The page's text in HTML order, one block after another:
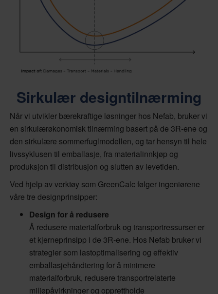
Sirkulær designtilnærming
Når vi utvikler bærekraftige løsninger hos Nefab, bruker vi
en sirkulærøkonomisk tilnærming basert på de 3R-ene og
den sirkulære sommerfuglmodellen, og tar hensyn til hele
livssyklusen til emballasje, fra materialinnkjøp og
produksjon til distribusjon og slutten av levetiden.
Ved hjelp av verktøy som GreenCalc følger ingeniørene
våre tre designprinsipper:
Design for å redusere
Å redusere materialforbruk og transportressurser er
et kjerneprinsipp i de 3R-ene. Hos Nefab bruker vi
strategier som lastoptimalisering og effektiv
emballasjehåndtering for å minimere
materialforbruk, redusere transportrelaterte
miljøpåvirkninger og opprettholde